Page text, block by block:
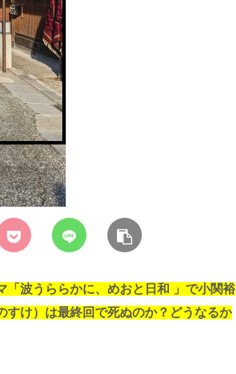
波うららかに、めおと日和 」で小関裕
すけ）は最終回で死ぬのか？どうなるか